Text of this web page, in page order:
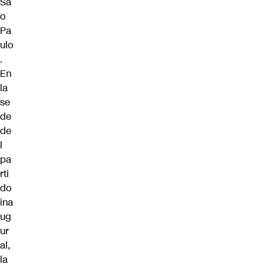
o
Pa
ulo
.
En
la
se
de
de
l
pa
rti
do
ina
ug
ur
al,
la